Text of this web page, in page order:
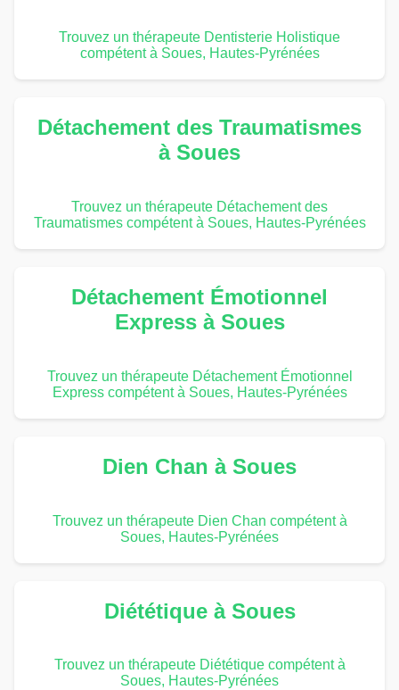
Trouvez un thérapeute Dentisterie Holistique
compétent à Soues, Hautes-Pyrénées
Détachement des Traumatismes
à Soues
Trouvez un thérapeute Détachement des
Traumatismes compétent à Soues, Hautes-Pyrénées
Détachement Émotionnel
Express à Soues
Trouvez un thérapeute Détachement Émotionnel
Express compétent à Soues, Hautes-Pyrénées
Dien Chan à Soues
Trouvez un thérapeute Dien Chan compétent à
Soues, Hautes-Pyrénées
Diététique à Soues
Trouvez un thérapeute Diététique compétent à
Soues, Hautes-Pyrénées